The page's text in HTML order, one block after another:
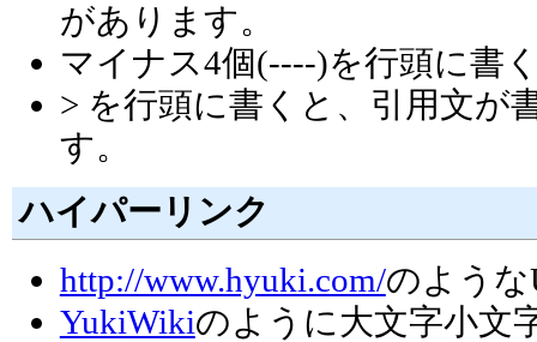
があります。
マイナス4個(----)を行頭に書
> を行頭に書くと、引用文が
す。
ハイパーリンク
http://www.hyuki.com/のよう
YukiWikiのように大文字小文